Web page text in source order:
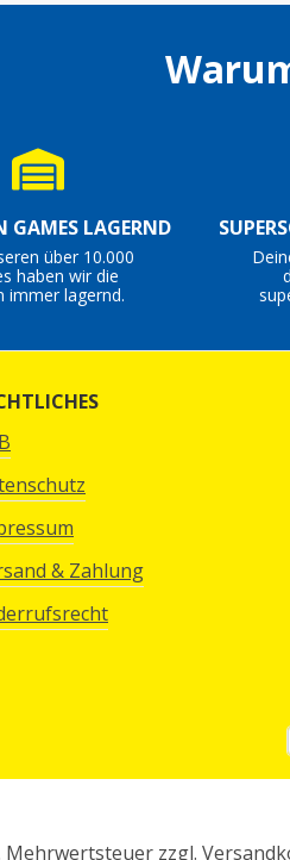
GAMES LAGERND
über 10.000
haben wir die
immer lagernd.
& Zahlung
Mehrwertsteuer zzgl.